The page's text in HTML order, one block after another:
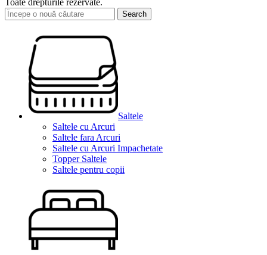
Search
Saltele
Saltele cu Arcuri
Saltele fara Arcuri
Saltele cu Arcuri Impachetate
Topper Saltele
Saltele pentru copii